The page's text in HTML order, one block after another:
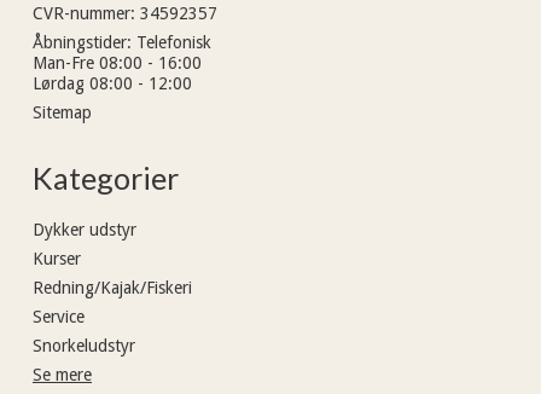
CVR-nummer: 34592357
Åbningstider: Telefonisk
Man-Fre 08:00 - 16:00
Lørdag 08:00 - 12:00
Sitemap
Kategorier
Dykker udstyr
Kurser
Redning/Kajak/Fiskeri
Service
Snorkeludstyr
Se mere